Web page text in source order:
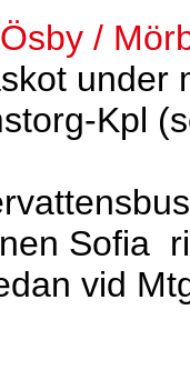
/
under
Kpl
Sofia
vid